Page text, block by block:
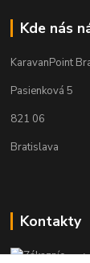
Kde nás
KaravanPoint
Pasienková 5
821 06
Bratislava
Kontakty